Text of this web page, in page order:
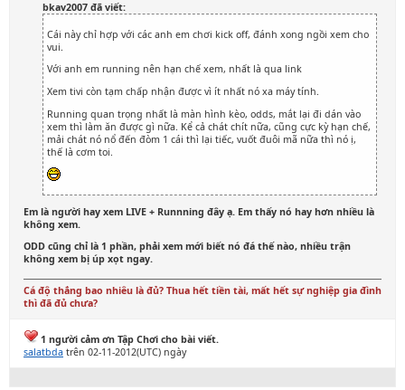
bkav2007 đã viết:
Cái này chỉ hợp với các anh em chơi kick off, đánh xong ngồi xem cho
vui.
Với anh em running nên hạn chế xem, nhất là qua link
Xem tivi còn tạm chấp nhận được vì ít nhất nó xa máy tính.
Running quan trọng nhất là màn hình kèo, odds, mắt lại đi dán vào
xem thì làm ăn được gì nữa. Kể cả chát chít nữa, cũng cực kỳ hạn chế,
mải chát nó nổ đến đòm 1 cái thì lại tiếc, vuốt đuôi mã nữa thì nó ị,
thế là cơm toi.
Em là người hay xem LIVE + Runnning đây ạ. Em thấy nó hay hơn nhiều là
không xem.
ODD cũng chỉ là 1 phần, phải xem mới biết nó đá thế nào, nhiều trận
không xem bị úp xọt ngay.
Cá độ thắng bao nhiêu là đủ? Thua hết tiền tài, mất hết sự nghiệp gia đình
thì đã đủ chưa?
1 người cảm ơn Tập Chơi cho bài viết.
salatbda trên 02-11-2012(UTC) ngày